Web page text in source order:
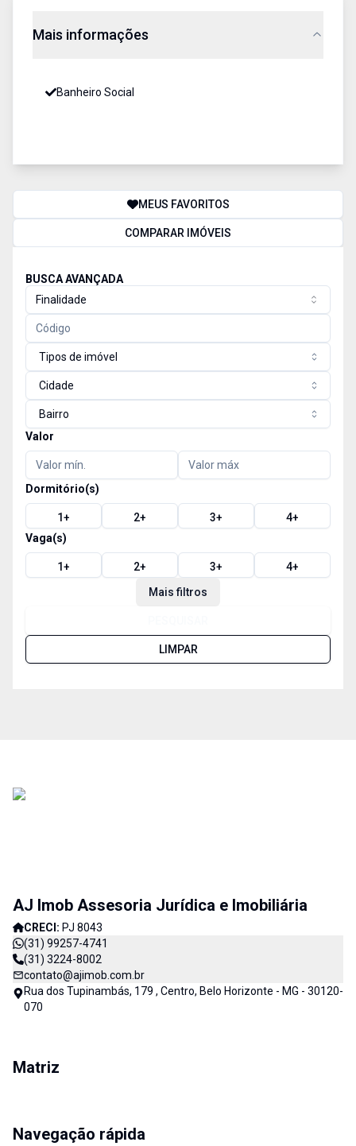
Mais informações
Banheiro Social
MEUS FAVORITOS
COMPARAR IMÓVEIS
BUSCA AVANÇADA
Finalidade
Tipos de imóvel
Cidade
Bairro
Valor
Dormitório(s)
1+ 2+ 3+ 4+
Vaga(s)
1+ 2+ 3+ 4+
Mais filtros
LIMPAR
AJ Imob Assesoria Jurídica e Imobiliária
CRECI: PJ 8043
(31) 99257-4741
(31) 3224-8002
contato@ajimob.com.br
Rua dos Tupinambás, 179 , Centro, Belo Horizonte - MG - 30120-
070
Matriz
Navegação rápida